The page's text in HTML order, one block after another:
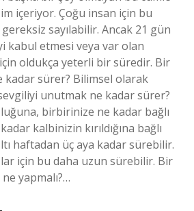
içeriyor. Çoğu insan için bu
sayılabilir. Ancak 21 gün
kabul etmesi veya var olan
oldukça yeterli bir süredir. Bir
kadar sürer? Bilimsel olarak
unutmak ne kadar sürer?
birbirinize ne kadar bağlı
kalbinizin kırıldığına bağlı
haftadan üç aya kadar sürebilir.
için bu daha uzun sürebilir. Bir
yapmalı?…